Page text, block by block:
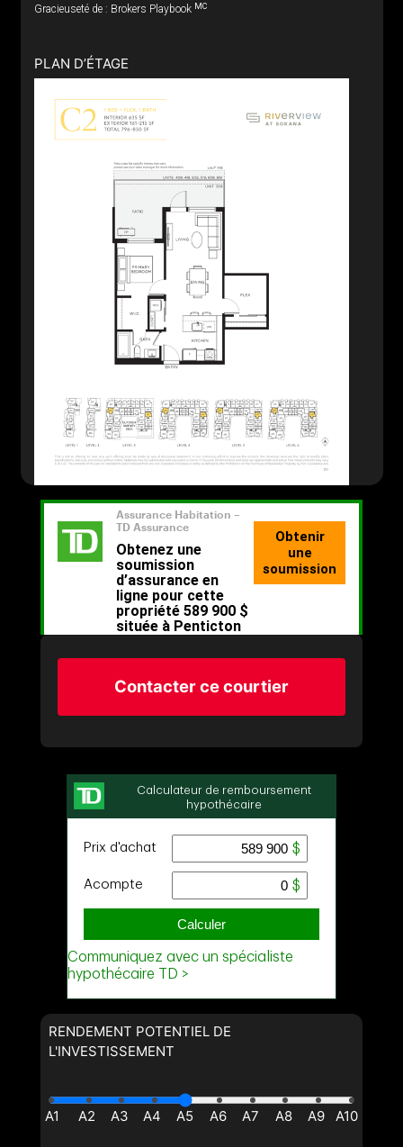
Gracieuseté de : Brokers Playbook MC
PLAN D’ÉTAGE
Contacter ce courtier
RENDEMENT POTENTIEL DE
L'INVESTISSEMENT